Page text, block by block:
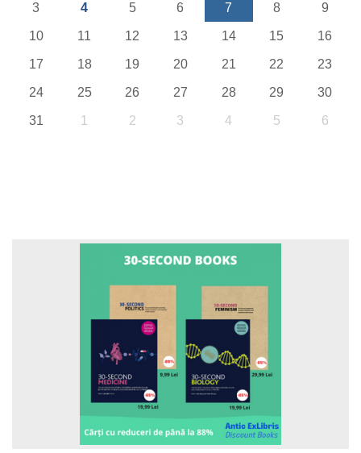
3 4 5 6 7 8 9
10 11 12 13 14 15 16
17 18 19 20 21 22 23
24 25 26 27 28 29 30
31 1 2 3 4 5 6